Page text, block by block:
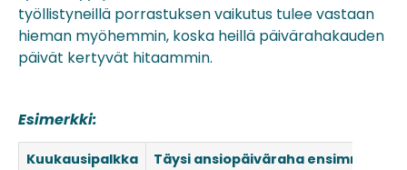
työllistyneillä porrastuksen vaikutus tulee vastaan
hieman myöhemmin, koska heillä päivärahakauden
päivät kertyvät hitaammin.
Esimerkki:
Kuukausipalkka
Täysi ansiopäiväraha ensimmäiset